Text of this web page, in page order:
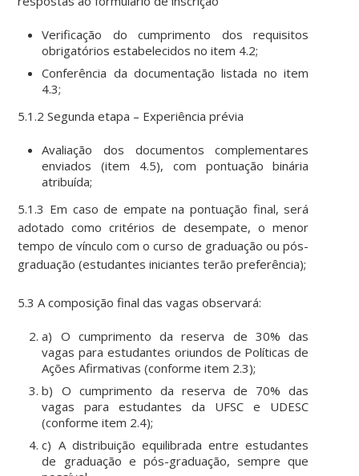
Verificação do cumprimento dos requisitos
obrigatórios estabelecidos no item 4.2;
Conferência da documentação listada no item
4.3;
5.1.2 Segunda etapa – Experiência prévia
Avaliação dos documentos complementares
enviados (item 4.5), com pontuação binária
atribuída;
5.1.3 Em caso de empate na pontuação final, será
adotado como critérios de desempate, o menor
tempo de vínculo com o curso de graduação ou pós-
graduação (estudantes iniciantes terão preferência);
5.3 A composição final das vagas observará:
a) O cumprimento da reserva de 30% das
vagas para estudantes oriundos de Políticas de
Ações Afirmativas (conforme item 2.3);
b) O cumprimento da reserva de 70% das
vagas para estudantes da UFSC e UDESC
(conforme item 2.4);
c) A distribuição equilibrada entre estudantes
de graduação e pós-graduação, sempre que